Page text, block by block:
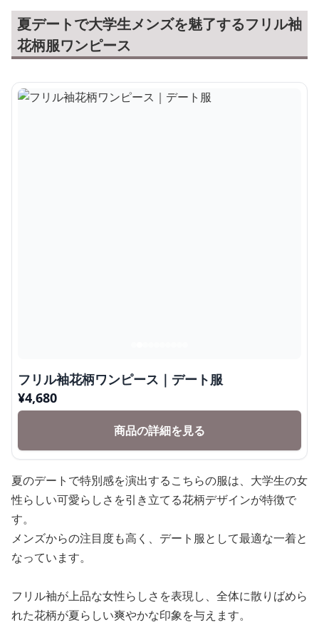
夏デートで大学生メンズを魅了するフリル袖
花柄服ワンピース
フリル袖花柄ワンピース｜デート服
¥4,680
商品の詳細を見る
夏のデートで特別感を演出するこちらの服は、大学生の女
性らしい可愛らしさを引き立てる花柄デザインが特徴で
す。
メンズからの注目度も高く、デート服として最適な一着と
なっています。
フリル袖が上品な女性らしさを表現し、全体に散りばめら
れた花柄が夏らしい爽やかな印象を与えます。